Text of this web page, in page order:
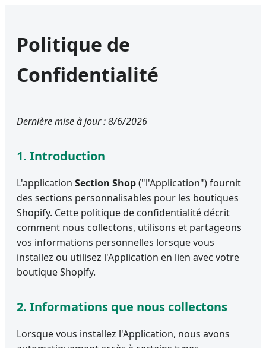
Politique de
Confidentialité
Dernière mise à jour :8/6/2026
1. Introduction
L'application Section Shop("l'Application") fournit
des sections personnalisables pour les boutiques
Shopify. Cette politique de confidentialité décrit
comment nous collectons, utilisons et partageons
vos informations personnelles lorsque vous
installez ou utilisez l'Application en lien avec votre
boutique Shopify.
2. Informations que nous collectons
Lorsque vous installez l'Application, nous avons